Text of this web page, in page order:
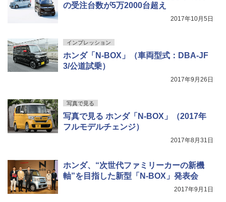
の受注台数が5万2000台超え
2017年10月5日
インプレッション
ホンダ「N-BOX」（車両型式：DBA-JF
3/公道試乗）
2017年9月26日
写真で見る
写真で見る ホンダ「N-BOX」（2017年
フルモデルチェンジ）
2017年8月31日
ホンダ、“次世代ファミリーカーの新機
軸”を目指した新型「N-BOX」発表会
2017年9月1日